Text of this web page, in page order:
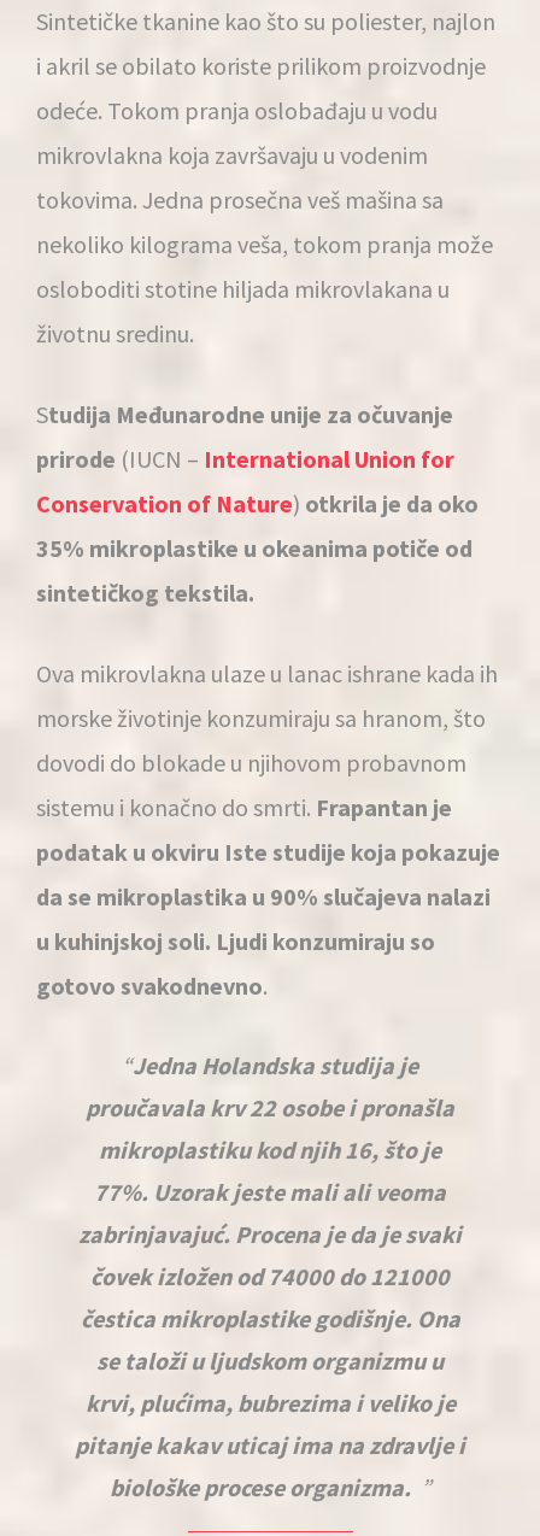
Sintetičke tkanine kao što su poliester, najlon
i akril se obilato koriste prilikom proizvodnje
odeće. Tokom pranja oslobađaju u vodu
mikrovlakna koja završavaju u vodenim
tokovima. Jedna prosečna veš mašina sa
nekoliko kilograma veša, tokom pranja može
osloboditi stotine hiljada mikrovlakana u
životnu sredinu.
Studija Međunarodne unije za očuvanje
prirode (IUCN – International Union for
Conservation of Nature) otkrila je da oko
35% mikroplastike u okeanima potiče od
sintetičkog tekstila.
Ova mikrovlakna ulaze u lanac ishrane kada ih
morske životinje konzumiraju sa hranom, što
dovodi do blokade u njihovom probavnom
sistemu i konačno do smrti. Frapantan je
podatak u okviru Iste studije koja pokazuje
da se mikroplastika u 90% slučajeva nalazi
u kuhinjskoj soli. Ljudi konzumiraju so
gotovo svakodnevno.
Jedna Holandska studija je
proučavala krv 22 osobe i pronašla
mikroplastiku kod njih 16, što je
77%. Uzorak jeste mali ali veoma
zabrinjavajuć. Procena je da je svaki
čovek izložen od 74000 do 121000
čestica mikroplastike godišnje. Ona
se taloži u ljudskom organizmu u
krvi, plućima, bubrezima i veliko je
pitanje kakav uticaj ima na zdravlje i
biološke procese organizma.